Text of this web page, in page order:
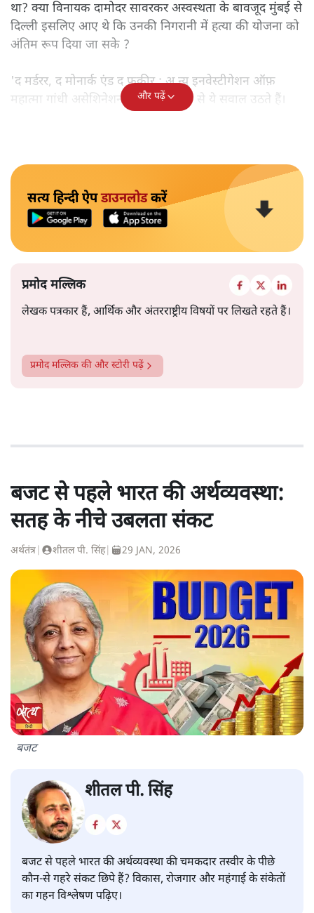
था? क्या विनायक दामोदर सावरकर अस्वस्थता के बावजूद मुंबई से
दिल्ली इसलिए आए थे कि उनकी निगरानी में हत्या की योजना को
अंतिम रूप दिया जा सके ?
'द मर्डरर, द मोनार्क एंड द फ़कीर : अ न्यू इनवेस्टीगेशन ऑफ़
महात्मा गांधी असेशिनेशन' नामक किताब से ये सवाल उठते हैं।
और पढ़ें
सत्य हिन्दी ऐपडाउनलोडकरें
प्रमोद मल्लिक
लेखक पत्रकार हैं, आर्थिक और अंतरराष्ट्रीय विषयों पर लिखते रहते हैं।
प्रमोद मल्लिक की और स्टोरी पढ़ें
बजट से पहले भारत की अर्थव्यवस्था:
सतह के नीचे उबलता संकट
अर्थतंत्र शीतल पी. सिंह| 29 JAN, 2026
बजट
शीतल पी. सिंह
बजट से पहले भारत की अर्थव्यवस्था की चमकदार तस्वीर के पीछे
कौन-से गहरे संकट छिपे हैं? विकास, रोजगार और महंगाई के संकेतों
का गहन विश्लेषण पढ़िए।